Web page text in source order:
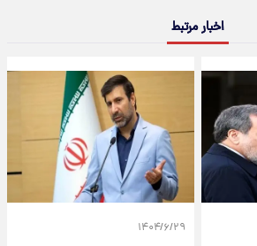
اخبار مرتبط
۱۴۰۴/۶/۲۹